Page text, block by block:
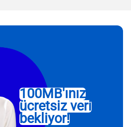
100MB'ınız
ücretsiz veri
bekliyor!